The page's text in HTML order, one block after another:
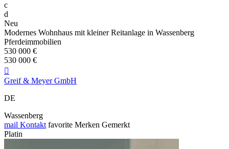
c
d
Neu
Modernes Wohnhaus mit kleiner Reitanlage in Wassenberg
Pferdeimmobilien
530 000 €
530 000 €

Greif & Meyer GmbH
DE
Wassenberg
mail Kontakt favorite Merken Gemerkt
Platin